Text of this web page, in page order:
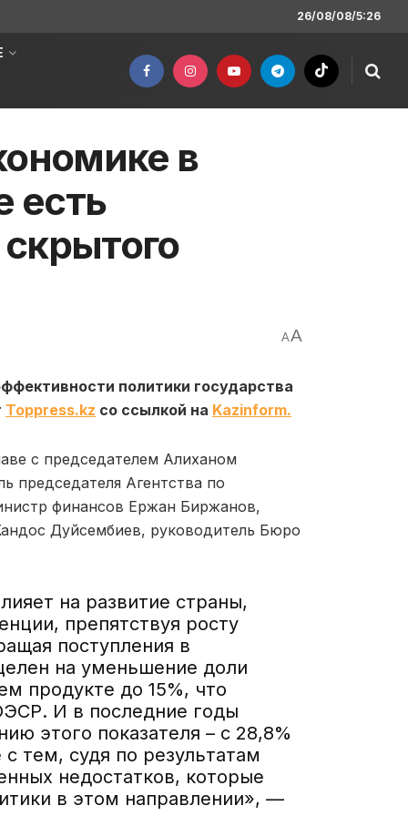
26/08/08/5:26
в
есть
AA
политики государства
Toppress.kz со ссылкой на Kazinform.
с председателем Алиханом
председателя Агентства по
финансов Ержан Биржанов,
Дуйсембиев, руководитель Бюро
на развитие страны,
препятствуя росту
поступления в
на уменьшение доли
продукте до 15%, что
И в последние годы
этого показателя – с 28,8%
тем, судя по результатам
недостатков, которые
в этом направлении», —